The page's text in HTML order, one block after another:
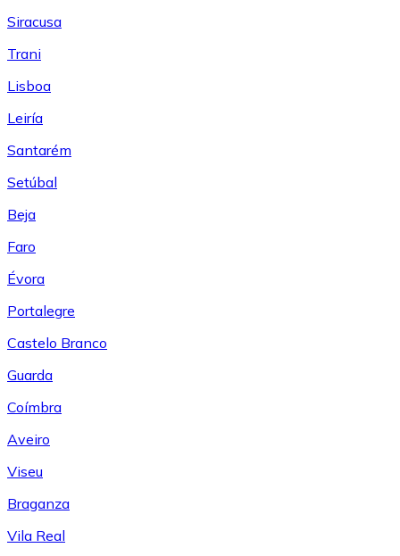
Siracusa
Trani
Lisboa
Leiría
Santarém
Setúbal
Beja
Faro
Évora
Portalegre
Castelo Branco
Guarda
Coímbra
Aveiro
Viseu
Braganza
Vila Real